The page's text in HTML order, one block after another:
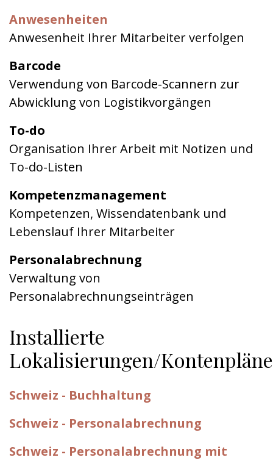
Anwesenheiten
Anwesenheit Ihrer Mitarbeiter verfolgen
Barcode
Verwendung von Barcode-Scannern zur
Abwicklung von Logistikvorgängen
To-do
Organisation Ihrer Arbeit mit Notizen und
To-do-Listen
Kompetenzmanagement
Kompetenzen, Wissendatenbank und
Lebenslauf Ihrer Mitarbeiter
Personalabrechnung
Verwaltung von
Personalabrechnungseinträgen
Installierte
Lokalisierungen/Kontenpläne
Schweiz - Buchhaltung
Schweiz - Personalabrechnung
Schweiz - Personalabrechnung mit